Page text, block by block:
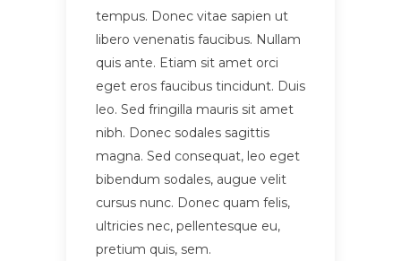
tempus. Donec vitae sapien ut
libero venenatis faucibus. Nullam
quis ante. Etiam sit amet orci
eget eros faucibus tincidunt. Duis
leo. Sed fringilla mauris sit amet
nibh. Donec sodales sagittis
magna. Sed consequat, leo eget
bibendum sodales, augue velit
cursus nunc. Donec quam felis,
ultricies nec, pellentesque eu,
pretium quis, sem.